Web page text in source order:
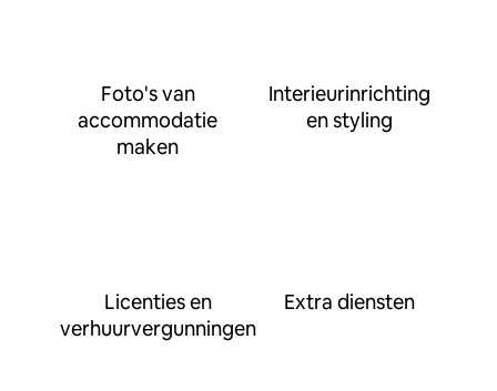
Foto's van
accommodatie
maken
Interieurinrichting
en styling
Licenties en
verhuurvergunningen
Extra diensten